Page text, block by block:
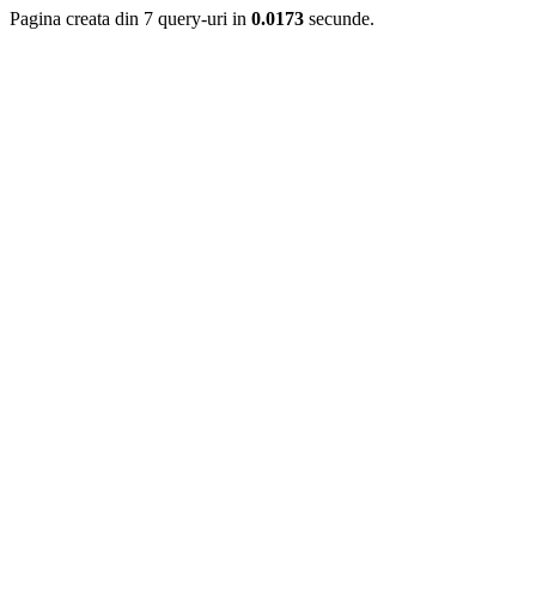
Pagina creata din 7 query-uri in 0.0173 secunde.